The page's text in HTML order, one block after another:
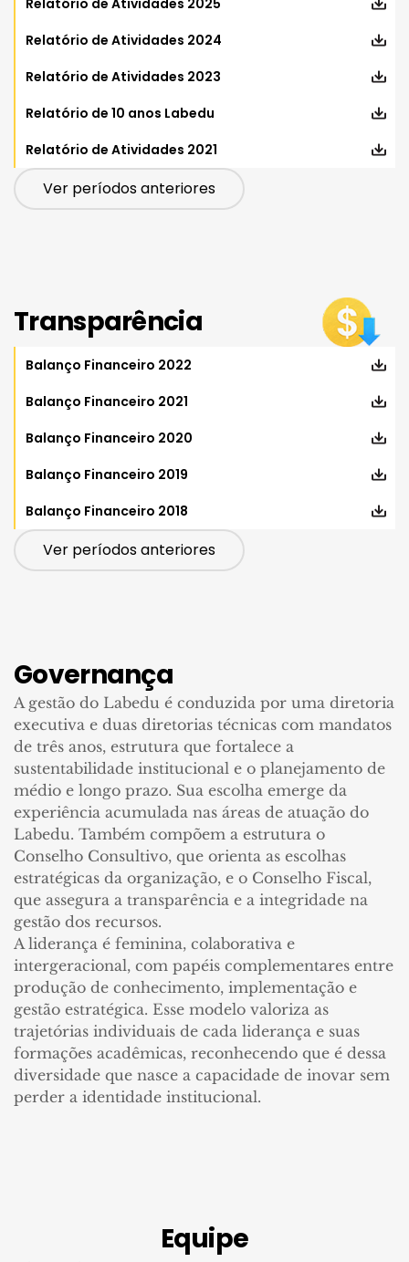
Relatório de Atividades 2025
Relatório de Atividades 2024
Relatório de Atividades 2023
Relatório de 10 anos Labedu
Relatório de Atividades 2021
Ver períodos anteriores
Transparência
Balanço Financeiro 2022
Balanço Financeiro 2021
Balanço Financeiro 2020
Balanço Financeiro 2019
Balanço Financeiro 2018
Ver períodos anteriores
Governança
A gestão do Labedu é conduzida por uma diretoria
executiva e duas diretorias técnicas com mandatos
de três anos, estrutura que fortalece a
sustentabilidade institucional e o planejamento de
médio e longo prazo. Sua escolha emerge da
experiência acumulada nas áreas de atuação do
Labedu. Também compõem a estrutura o
Conselho Consultivo, que orienta as escolhas
estratégicas da organização, e o Conselho Fiscal,
que assegura a transparência e a integridade na
gestão dos recursos.
A liderança é feminina, colaborativa e
intergeracional, com papéis complementares entre
produção de conhecimento, implementação e
gestão estratégica. Esse modelo valoriza as
trajetórias individuais de cada liderança e suas
formações acadêmicas, reconhecendo que é dessa
diversidade que nasce a capacidade de inovar sem
perder a identidade institucional.
Equipe